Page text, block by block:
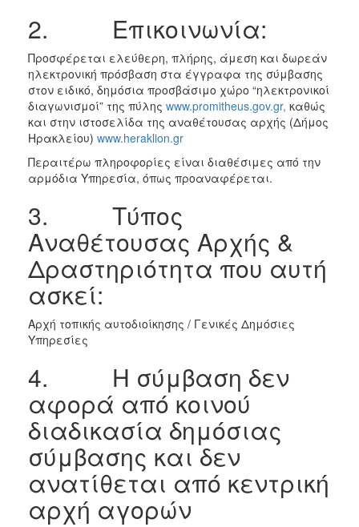
2. Επικοινωνία:
Προσφέρεται ελεύθερη, πλήρης, άμεση και δωρεάν
ηλεκτρονική πρόσβαση στα έγγραφα της σύμβασης
στον ειδικό, δημόσια προσβάσιμο χώρο “ηλεκτρονικοί
διαγωνισμοί” της πύλης www.promitheus.gov.gr, καθώς
και στην ιστοσελίδα της αναθέτουσας αρχής (Δήμος
Ηρακλείου) www.heraklion.gr
Περαιτέρω πληροφορίες είναι διαθέσιμες από την
αρμόδια Υπηρεσία, όπως προαναφέρεται.
3. Τύπος
Αναθέτουσας Αρχής &
Δραστηριότητα που αυτή
ασκεί:
Αρχή τοπικής αυτοδιοίκησης / Γενικές Δημόσιες
Υπηρεσίες
4. Η σύμβαση δεν
αφορά από κοινού
διαδικασία δημόσιας
σύμβασης και δεν
ανατίθεται από κεντρική
αρχή αγορών